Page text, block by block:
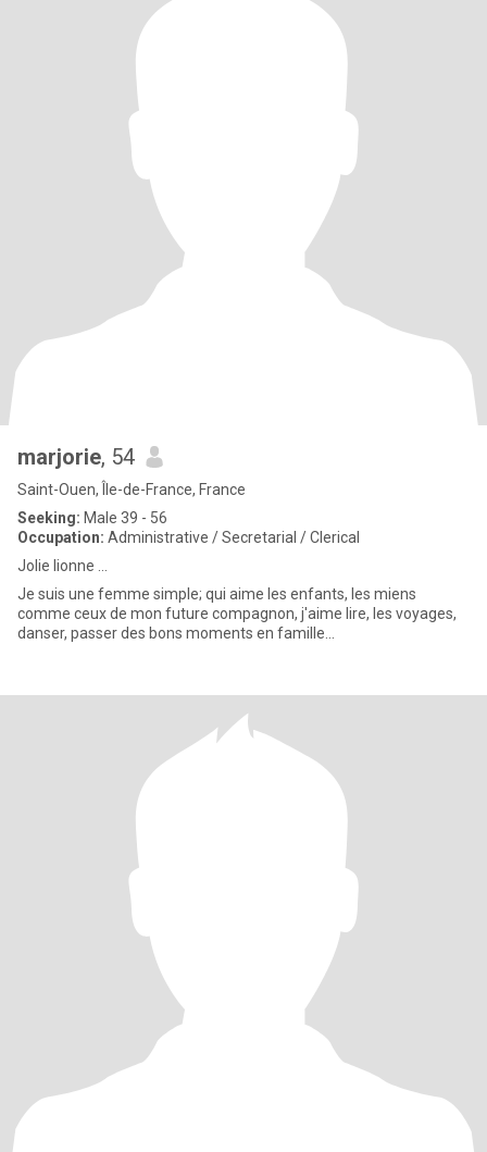
marjorie, 54
Saint-Ouen, Île-de-France, France
Seeking: Male 39 - 56
Occupation: Administrative / Secretarial / Clerical
Jolie lionne ...
Je suis une femme simple; qui aime les enfants, les miens
comme ceux de mon future compagnon, j'aime lire, les voyages,
danser, passer des bons moments en famille...